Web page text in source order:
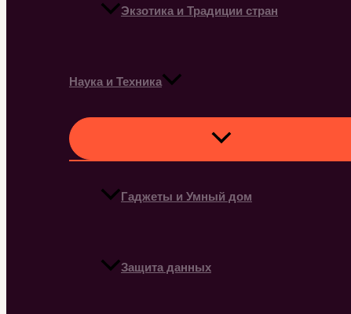
Экзотика и Традиции стран
Наука и Техника
Гаджеты и Умный дом
Защита данных